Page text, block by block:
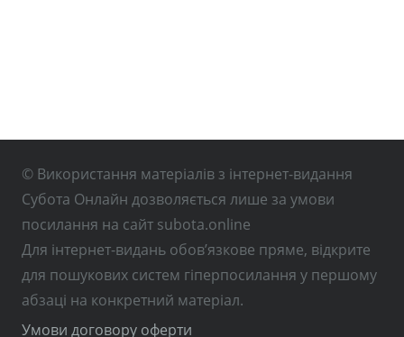
© Використання матеріалів з інтернет-видання
Субота Онлайн дозволяється лише за умови
посилання на сайт subota.online
Для інтернет-видань обов’язкове пряме, відкрите
для пошукових систем гіперпосилання у першому
абзаці на конкретний матеріал.
Умови договору оферти